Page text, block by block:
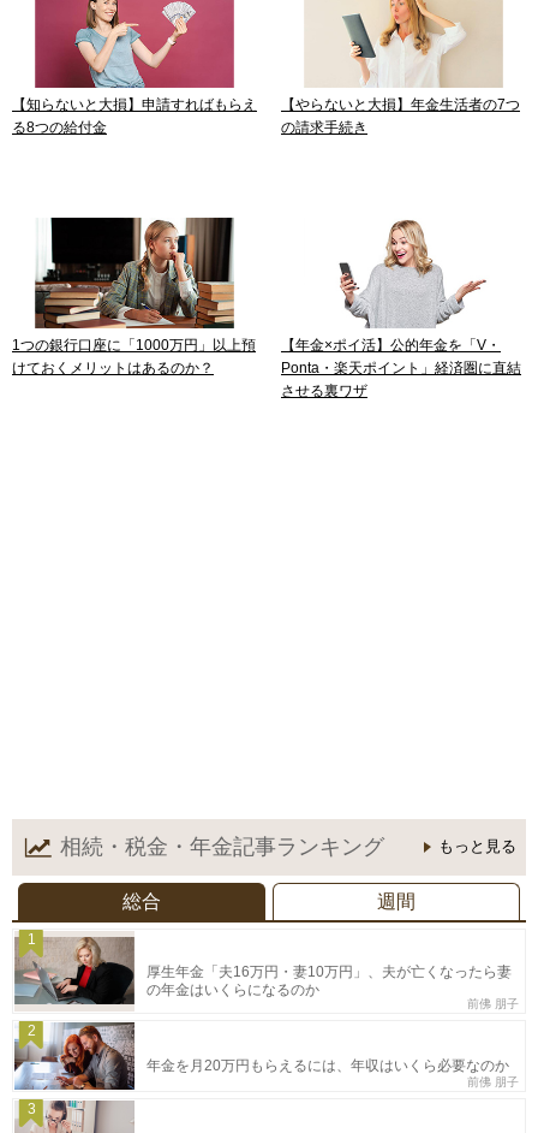
【知らないと大損】申請すればもらえ
る8つの給付金
【やらないと大損】年金生活者の7つ
の請求手続き
1つの銀行口座に「1000万円」以上預
けておくメリットはあるのか？
【年金×ポイ活】公的年金を「V・
Ponta・楽天ポイント」経済圏に直結
させる裏ワザ
相続・税金・年金記事ランキング もっと見る
総合 週間
1
厚生年金「夫16万円・妻10万円」、夫が亡くなったら妻
の年金はいくらになるのか
前佛 朋子
2
年金を月20万円もらえるには、年収はいくら必要なのか
前佛 朋子
3